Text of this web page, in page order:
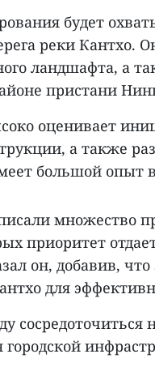
будет
реки Кантхо.
ландшафта, а
пристани
оценивает
а также
большой опыт
множество
приоритет
он, добавив,
для
сосредоточиться